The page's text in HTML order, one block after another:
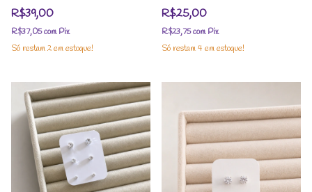
R$39,00
R$37,05com Pix
Só restam2em estoque!
R$25,00
R$23,75com Pix
Só restam4 em estoque!